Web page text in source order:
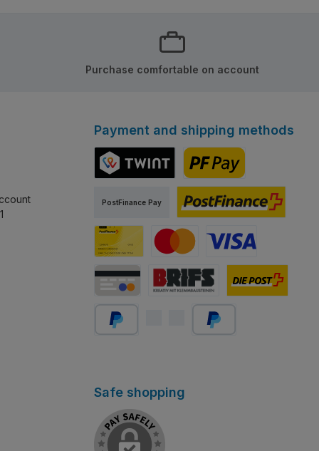
Purchase comfortable on account
Payment and shipping methods
PostFinance Pay
PostFinance Pay
Safe shopping